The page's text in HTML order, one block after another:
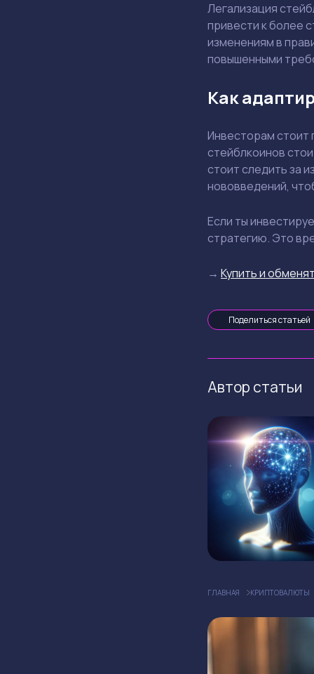
Легализация
привести к более
изменениям в
повышенными
Как
Инвесторам стоит
стейблкоинов
стоит следить за
нововведений,
Если ты
стратегию. Это
→ Купить и
Поделиться статьей
Автор статьи
ГЛАВНАЯ КРИПТОВАЛЮТЫ